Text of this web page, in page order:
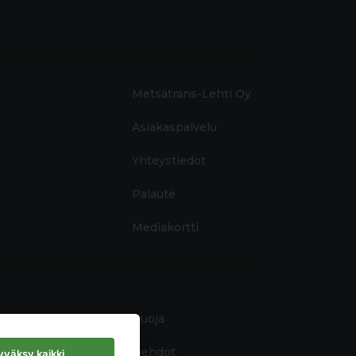
Metsätrans-Lehti Oy
Asiakaspalvelu
Yhteystiedot
Palaute
Mediakortti
Tietosuoja
Käyttöehdot